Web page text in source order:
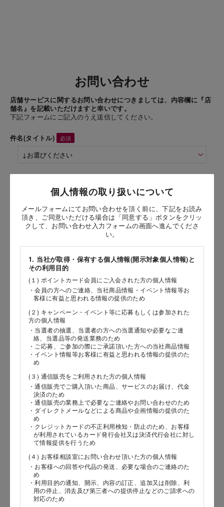
お問い合わせ
店舗サービスに関するお問い合わせにつきましては、内容欄に『店
舗名』を記載いただけますと幸いです。
下記フォームにご記入のうえ送信してください。
個人情報の取り扱いについて
メールフォームにてお問い合わせを頂く前に、下記をお読み
頂き、ご同意いただける場合は「同意する」ボタンをクリッ
クして、お問い合わせ入力フォームの画面へ進んでくださ
い。
1. 当社が取得・保有する個人情報(開示対象個人情報)と
その利用目的
(１) ポイントカード会員にご入会された方の個人情報
・会員の方へのご連絡、当社商品情報・イベント情報等お
客様に有益と思われる情報の提供のため
(２) キャンペーン・イベント等に応募もしくは参加された
方の個人情報
・当選者の抽選、当選者の方への当選通知や必要なご連
絡、当選品等の発送業務のため
・ご応募、ご参加の際にご承諾頂いた方への当社商品情報
・イベント情報等お客様に有益と思われる情報の提供のた
め
(３) 通信販売をご利用された方の個人情報
・通信販売でご購入頂いた商品、サービスのお届け、代金
決済のため
・通信販売の業務上で必要なご連絡やお問い合わせのため
・ダイレクトメールなどによる商品や企画情報の提供のた
め
・クレジットカードの不正利用検知・防止のため、お客様
が利用されているカード発行会社又は決済代行会社に対し
て情報提供を行うため
(４) お客様相談室にお問い合わせ頂いた方の個人情報
・お客様への回答や代品の発送、必要な場合のご連絡のた
め
・利用目的の通知、開示、内容の訂正、追加又は削除、利
用の停止、消去及び第三者への提供停止などのご請求への
対応のため
件名(タイトル)
お問い合わせ時氏名
［姓］
［名］
（全角で入力してください）
お問い合わせ時氏名（カナ）
［セイ］
［メイ］
（全角で入力してください）
電話番号
メールアドレス
郵便番号